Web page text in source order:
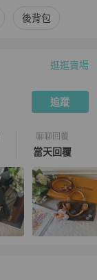
後背包
逛逛賣場
追蹤
聊聊回覆
當天回覆